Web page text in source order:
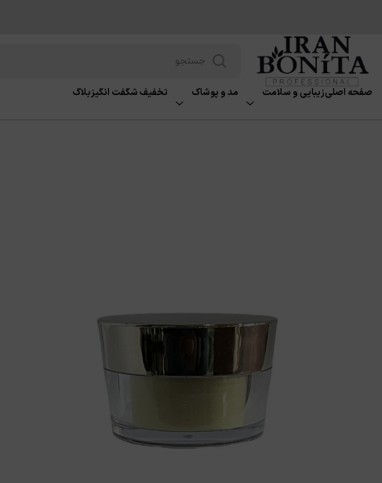
صفحه اصلیزیبایی و سلامت مد و پوشاک تخفیف شگفت انگیزبلاگ